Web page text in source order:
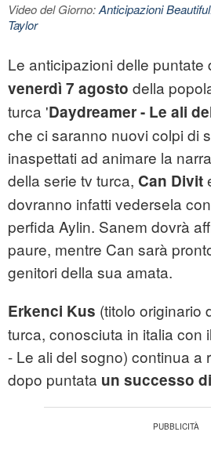
Video del Giorno:Anticipazioni
Taylor
Le anticipazioni delle puntate
venerdì 7 agosto della
turca 'Daydreamer - Le ali
che ci saranno nuovi colpi di
inaspettati ad animare la
della serie tv turca, Can Divit
dovranno infatti vedersela
perfida Aylin. Sanem dovrà
paure, mentre Can sarà
genitori della sua amata.
Erkenci Kus (titolo originario
turca, conosciuta in italia con
- Le ali del sogno) continua a
dopo puntata un successo